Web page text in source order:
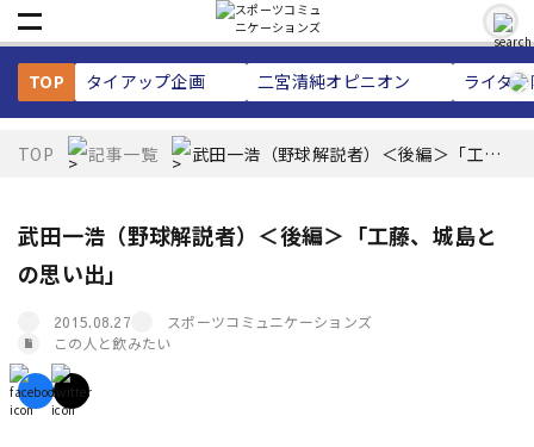
TOP タイアップ企画 二宮清純オピニオン ライタ
TOP 記事一覧 武田一浩（野球解説者）＜後編＞「工
武田一浩（野球解説者）＜後編＞「工藤、城島と
の思い出」
2015.08.27
スポーツコミュニケーションズ
この人と飲みたい